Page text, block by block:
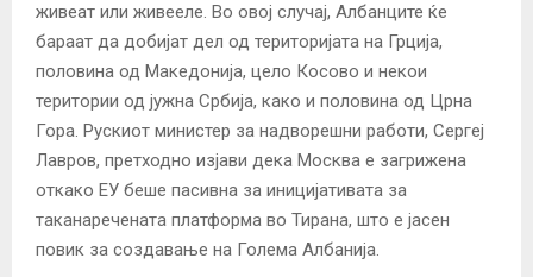
живеат или живееле. Во овој случај, Албанците ќе
бараат да добијат дел од територијата на Грција,
половина од Македонија, цело Косово и некои
територии од јужна Србија, како и половина од Црна
Гора. Рускиот министер за надворешни работи, Сергеј
Лавров, претходно изјави дека Москва е загрижена
откако ЕУ беше пасивна за иницијативата за
таканаречената платформа во Тирана, што е јасен
повик за создавање на Голема Албанија.